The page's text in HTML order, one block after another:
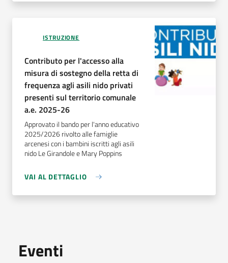
ISTRUZIONE
Contributo per l'accesso alla
misura di sostegno della retta di
frequenza agli asili nido privati
presenti sul territorio comunale
a.e. 2025-26
Approvato il bando per l'anno educativo
2025/2026 rivolto alle famiglie
arcenesi con i bambini iscritti agli asili
nido Le Girandole e Mary Poppins
VAI AL DETTAGLIO
Eventi